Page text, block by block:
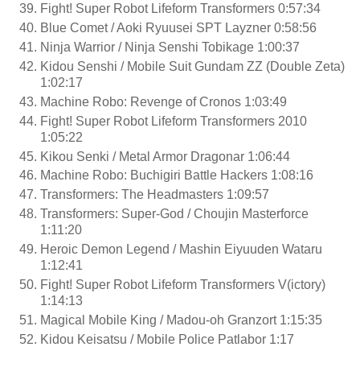
Fight! Super Robot Lifeform Transformers 0:57:34
Blue Comet / Aoki Ryuusei SPT Layzner 0:58:56
Ninja Warrior / Ninja Senshi Tobikage 1:00:37
Kidou Senshi / Mobile Suit Gundam ZZ (Double Zeta)
1:02:17
Machine Robo: Revenge of Cronos 1:03:49
Fight! Super Robot Lifeform Transformers 2010
1:05:22
Kikou Senki / Metal Armor Dragonar 1:06:44
Machine Robo: Buchigiri Battle Hackers 1:08:16
Transformers: The Headmasters 1:09:57
Transformers: Super-God / Choujin Masterforce
1:11:20
Heroic Demon Legend / Mashin Eiyuuden Wataru
1:12:41
Fight! Super Robot Lifeform Transformers V(ictory)
1:14:13
Magical Mobile King / Madou-oh Granzort 1:15:35
Kidou Keisatsu / Mobile Police Patlabor 1:17